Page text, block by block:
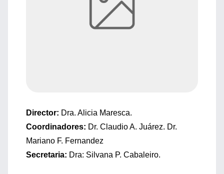
Director: Dra. Alicia Maresca.
Coordinadores: Dr. Claudio A. Juárez. Dr.
Mariano F. Fernandez
Secretaria: Dra: Silvana P. Cabaleiro.